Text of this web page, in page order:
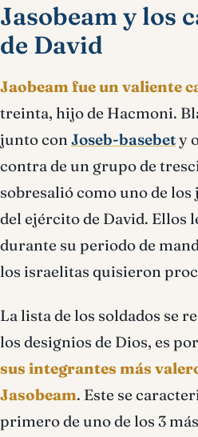
Jasobeam y los
de David
Jaobeam fue un valiente
treinta, hijo de Hacmoni.
junto con Joseb-basebety
contra de un grupo de
sobresalió como uno de
del ejército de David. Ellos
durante su periodo de
los israelitas quisieron
La lista de los soldados se
los designios de Dios, es
sus integrantes más
Jasobeam. Este se
primero de uno de los 3